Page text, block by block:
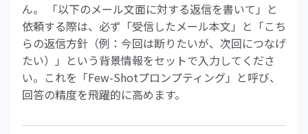
ん。 「以下のメール文面に対する返信を書いて」と
依頼する際は、必ず「受信したメール本文」と「こち
らの返信方針（例：今回は断りたいが、次回につなげ
たい）」という背景情報をセットで入力してくださ
い。これを「Few-Shotプロンプティング」と呼び、
回答の精度を飛躍的に高めます。